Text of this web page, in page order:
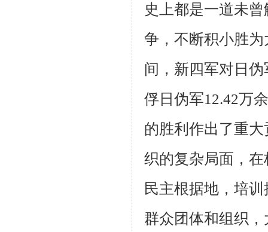
史上都是一道未
争，不断积小胜
间，新四军对日
俘日伪军12.42万
的胜利作出了重
织的复杂局面，
民主根据地，培
群众团体和组织